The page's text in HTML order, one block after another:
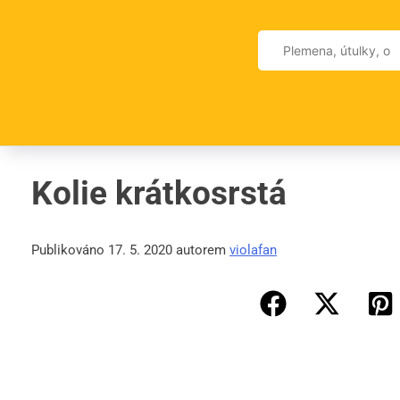
Vyhledávání
Kolie krátkosrstá
Publikováno 17. 5. 2020 autorem violafan